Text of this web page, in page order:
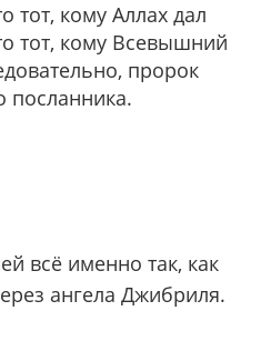
тот, кому Аллах дал
тот, кому Всевышний
пророк
посланника.
всё именно так, как
ангела Джибриля.